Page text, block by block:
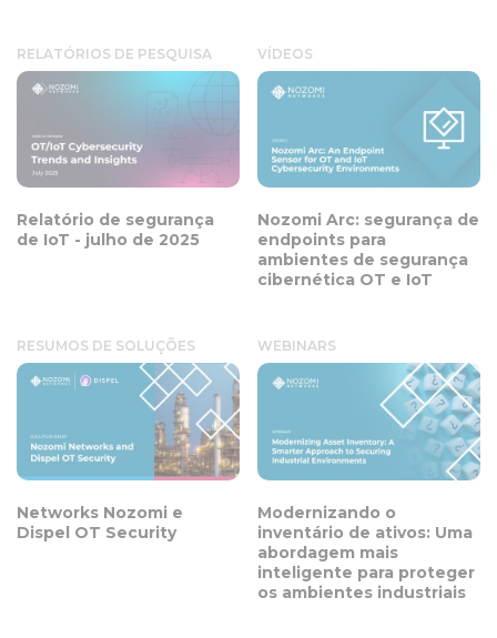
RELATÓRIOS DE PESQUISA
Relatório de segurança
de IoT - julho de 2025
VÍDEOS
Nozomi Arc: segurança de
endpoints para
ambientes de segurança
cibernética OT e IoT
RESUMOS DE SOLUÇÕES
Networks Nozomi e
Dispel OT Security
WEBINARS
Modernizando o
inventário de ativos: Uma
abordagem mais
inteligente para proteger
os ambientes industriais